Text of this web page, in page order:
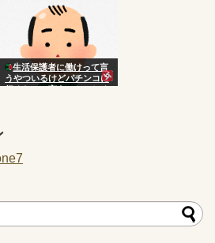
生活保護者に働けって言
うやついるけどパチンコに
行くなって言うのおかしく